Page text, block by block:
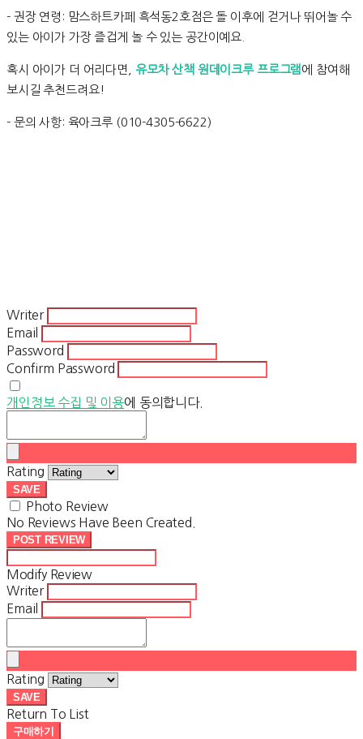
- 권장 연령: 맘스하트카페 흑석동2호점은 돌 이후에 걷거나 뛰어놀 수
있는 아이가 가장 즐겁게 놀 수 있는 공간이예요.
혹시 아이가 더 어리다면, 유모차 산책 원데이크루 프로그램에 참여해
보시길 추천드려요!
- 문의 사항: 육아크루 (010-4305-6622)
Writer
Email
Password
Confirm Password
개인정보 수집 및 이용에 동의합니다.
Rating
SAVE
Photo Review
No Reviews Have Been Created.
POST REVIEW
Modify Review
Writer
Email
Rating
SAVE
Return To List
구매하기